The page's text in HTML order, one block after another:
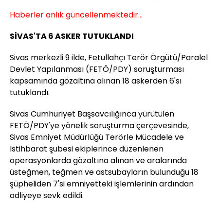
Haberler anlık güncellenmektedir...
SİVAS'TA 6 ASKER TUTUKLANDI
Sivas merkezli 9 ilde, Fetullahçı Terör Örgütü/Paralel
Devlet Yapılanması (FETÖ/PDY) soruşturması
kapsamında gözaltına alınan 18 askerden 6'sı
tutuklandı.
Sivas Cumhuriyet Başsavcılığınca yürütülen
FETÖ/PDY'ye yönelik soruşturma çerçevesinde,
Sivas Emniyet Müdürlüğü Terörle Mücadele ve
İstihbarat şubesi ekiplerince düzenlenen
operasyonlarda gözaltına alınan ve aralarında
üsteğmen, teğmen ve astsubayların bulunduğu 18
şüpheliden 7'si emniyetteki işlemlerinin ardından
adliyeye sevk edildi.